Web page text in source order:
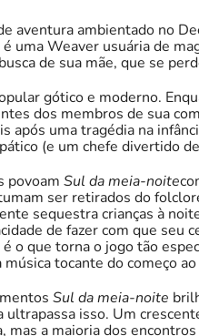
aventura ambientado no
uma Weaver usuária de
de sua mãe, que se
gótico e moderno.
dos membros de sua
após uma tragédia na
(e um chefe divertido
povoam Sul da meia-noite
ser retirados do
sequestra crianças à
de fazer com que seu
o que torna o jogo tão
tocante do começo
Sul da meia-noite
isso. Um
mas a maioria dos